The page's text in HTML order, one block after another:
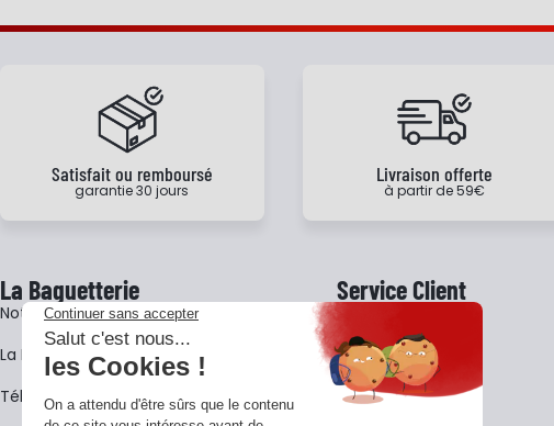
Satisfait ou remboursé
garantie 30 jours
Livraison offerte
à partir de 59€
La Baguetterie
Notre histoire
La BagShow
​Télécharger le catalogue
Service Client
Garantie 3 ans
CGV